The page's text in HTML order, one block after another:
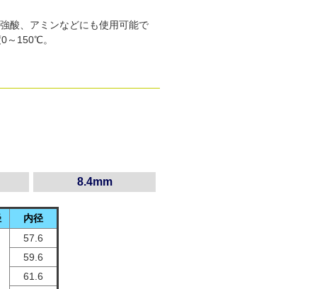
酸、アミンなどにも使用可能で
～150℃。
8.4mm
内径
57.6
59.6
61.6